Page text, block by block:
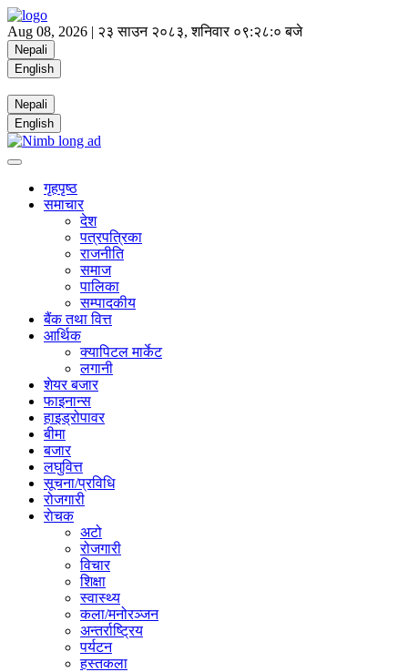
Aug 08, 2026 | २३ साउन २०८३, शनिवार ०९:२८:० बजे
Nepali
English
Nepali
English
गृहपृष्ठ
समाचार
देश
पत्रपत्रिका
राजनीति
समाज
पालिका
सम्पादकीय
बैंक तथा वित्त
आर्थिक
क्यापिटल मार्केट
लगानी
शेयर बजार
फाइनान्स
हाइड्रोपावर
बीमा
बजार
लघुवित्त
सूचना/प्रविधि
रोजगारी
राेचक
अटो
रोजगारी
विचार
शिक्षा
स्वास्थ्य
कला/मनोरञ्जन
अन्तर्राष्ट्रिय
पर्यटन
हस्तकला